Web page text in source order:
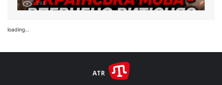
293
loading...